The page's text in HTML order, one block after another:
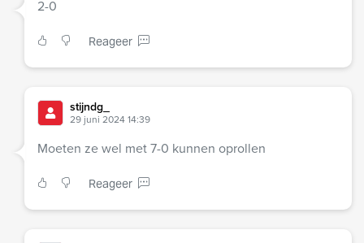
2-0
Reageer
stijndg_
29 juni 2024 14:39
Moeten ze wel met 7-0 kunnen oprollen
Reageer